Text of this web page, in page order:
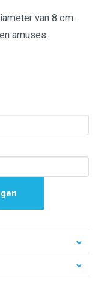
van 8 cm.
amuses.